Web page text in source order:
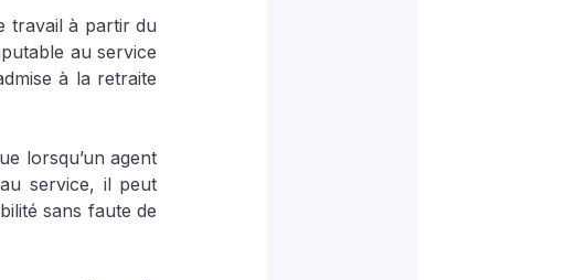
travail à partir du
au service
à la retraite
lorsqu’un agent
service, il peut
sans faute de